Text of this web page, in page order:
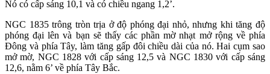
Nó có cấp sáng 10,1 và có chiều ngang 1,2’.
NGC 1835 trông tròn trịa ở độ phóng đại nhỏ, nhưng khi tăng độ
phóng đại lên và bạn sẽ thấy các phần mờ nhạt mở rộng về phía
Đông và phía Tây, làm tăng gấp đôi chiều dài của nó. Hai cụm sao
mở mờ, NGC 1828 với cấp sáng 12,5 và NGC 1830 với cấp sáng
12,6, nằm 6’ về phía Tây Bắc.